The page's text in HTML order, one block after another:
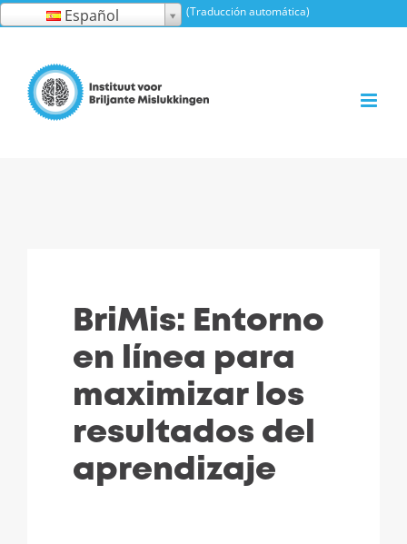
saltar
contenido
Español (Traducción automática)
BriMis: Entorno
en línea para
maximizar los
resultados del
aprendizaje